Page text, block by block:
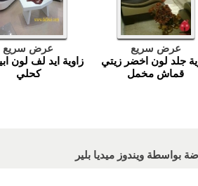
عرض سريع
جلد لون اخضر زيتي
قماش مخمل
عرض سريع
زاوية ايد لف لون
كحلي
بواسطة ويندوز ميديا بلير